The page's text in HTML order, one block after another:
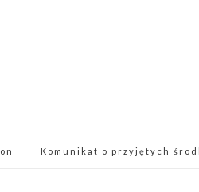
Komunikat o przyjętych